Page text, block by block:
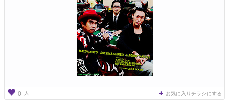
0 人 お気に入りチラシにする